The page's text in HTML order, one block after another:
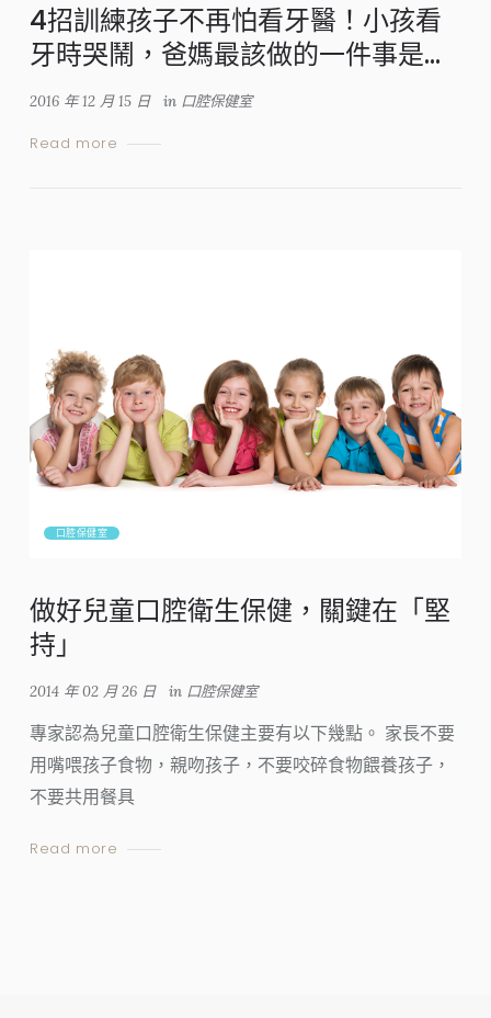
4招訓練孩子不再怕看牙醫！小孩看
牙時哭鬧，爸媽最該做的一件事是…
2016 年 12 月 15 日 in 口腔保健室
Read more
口腔保健室
做好兒童口腔衛生保健，關鍵在「堅
持」
2014 年 02 月 26 日 in 口腔保健室
專家認為兒童口腔衛生保健主要有以下幾點。 家長不要
用嘴喂孩子食物，親吻孩子，不要咬碎食物餵養孩子，
不要共用餐具
Read more